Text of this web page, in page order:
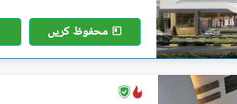
محفوظ کریں